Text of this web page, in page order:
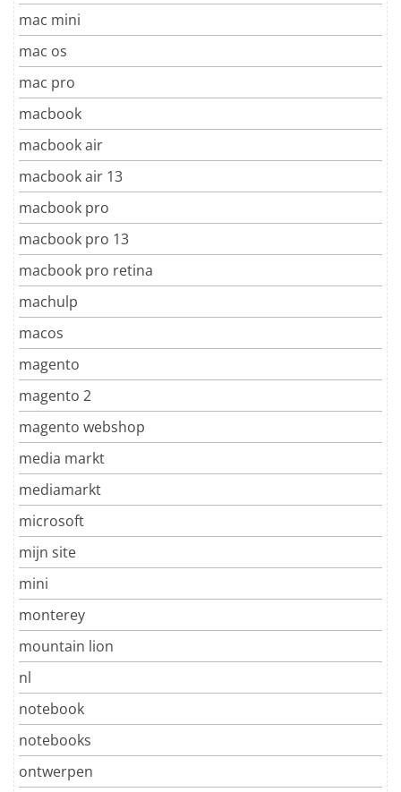
mac mini
mac os
mac pro
macbook
macbook air
macbook air 13
macbook pro
macbook pro 13
macbook pro retina
machulp
macos
magento
magento 2
magento webshop
media markt
mediamarkt
microsoft
mijn site
mini
monterey
mountain lion
nl
notebook
notebooks
ontwerpen